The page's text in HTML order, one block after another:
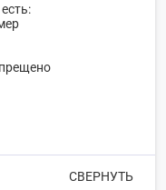
СВЕРНУТЬ